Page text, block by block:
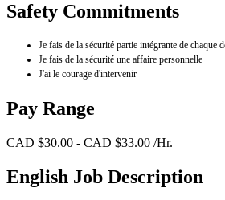
Safety Commitments
Je fais de la sécurité partie intégrante de chaque
Je fais de la sécurité une affaire personnelle
J'ai le courage d'intervenir
Pay Range
CAD $30.00 - CAD $33.00 /Hr.
English Job Description